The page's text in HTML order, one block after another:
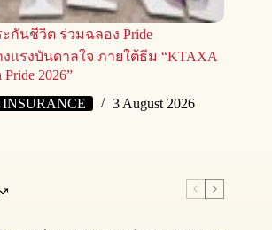
กันชีวิต ร่วมฉลอง Pride
งแรงบันดาลใจ ภายใต้ธีม “KTAXA
Pride 2026”
3 August 2026